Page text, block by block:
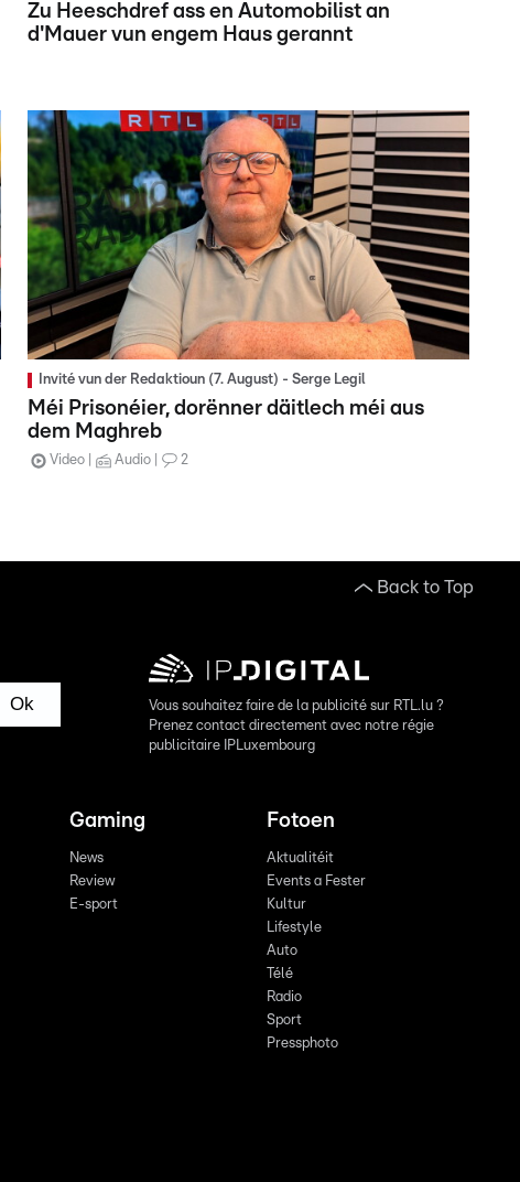
Zu Heeschdref ass en Automobilist an
d'Mauer vun engem Haus gerannt
Invité vun der Redaktioun (7. August) - Serge Legil
Méi Prisonéier, dorënner däitlech méi aus
dem Maghreb
Video Audio 2
Back to Top
Ok
Vous souhaitez faire de la publicité sur RTL.lu ?
Prenez contact directement avec notre régie
publicitaire IPLuxembourg
Gaming
News
Review
E-sport
Fotoen
Aktualitéit
Events a Fester
Kultur
Lifestyle
Auto
Télé
Radio
Sport
Pressphoto